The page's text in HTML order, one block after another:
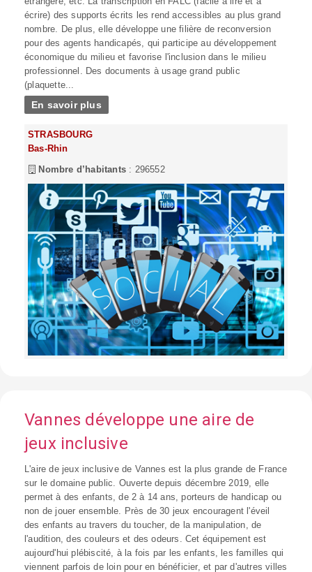
écrire) des supports écrits les rend accessibles au plus grand
nombre. De plus, elle développe une filière de reconversion
pour des agents handicapés, qui participe au développement
économique du milieu et favorise l'inclusion dans le milieu
professionnel. Des documents à usage grand public
(plaquette...
En savoir plus
STRASBOURG
Bas-Rhin
Nombre d’habitants : 296552
Vannes développe une aire de
jeux inclusive
L'aire de jeux inclusive de Vannes est la plus grande de France
sur le domaine public. Ouverte depuis décembre 2019, elle
permet à des enfants, de 2 à 14 ans, porteurs de handicap ou
non de jouer ensemble. Près de 30 jeux encouragent l'éveil
des enfants au travers du toucher, de la manipulation, de
l'audition, des couleurs et des odeurs. Cet équipement est
aujourd'hui plébiscité, à la fois par les enfants, les familles qui
viennent parfois de loin pour en bénéficier, et par d'autres villes